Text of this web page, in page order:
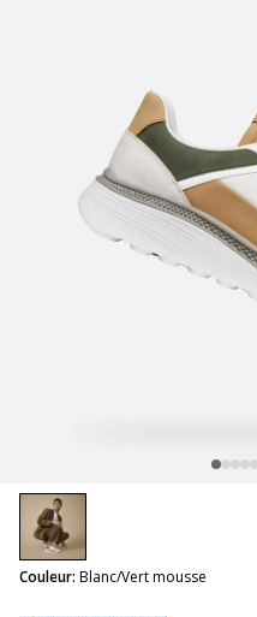
Couleur: Blanc/Vert mousse
selected